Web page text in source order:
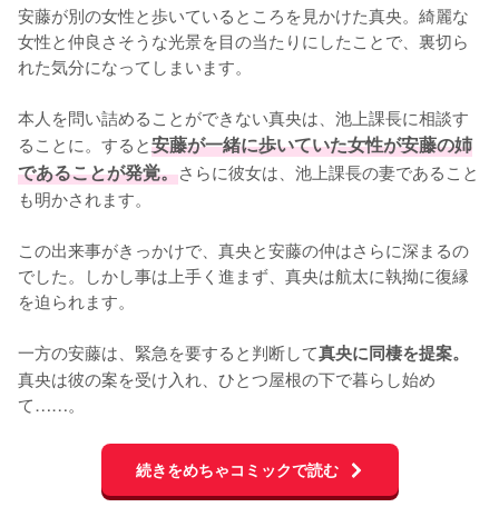
安藤が別の女性と歩いているところを見かけた真央。綺麗な
女性と仲良さそうな光景を目の当たりにしたことで、裏切ら
れた気分になってしまいます。
本人を問い詰めることができない真央は、池上課長に相談す
ることに。すると安藤が一緒に歩いていた女性が安藤の姉
であることが発覚。さらに彼女は、池上課長の妻であること
も明かされます。
この出来事がきっかけで、真央と安藤の仲はさらに深まるの
でした。しかし事は上手く進まず、真央は航太に執拗に復縁
を迫られます。
一方の安藤は、緊急を要すると判断して真央に同棲を提案。
真央は彼の案を受け入れ、ひとつ屋根の下で暮らし始め
て……。
続きをめちゃコミックで読む